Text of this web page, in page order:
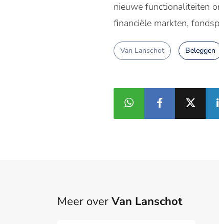
nieuwe functionaliteiten
financiële markten,
Van Lanschot Beleggen
Meer over Van Lanschot